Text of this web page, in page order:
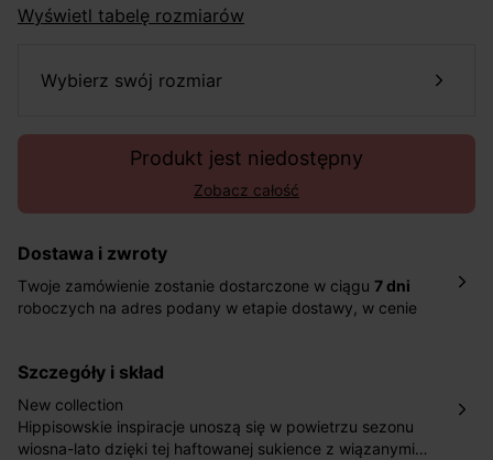
Wyświetl tabelę rozmiarów
wybierz swój rozmiar
Produkt jest niedostępny
Zobacz całość
Dostawa i zwroty
Twoje zamówienie zostanie dostarczone w ciągu 7 dni
roboczych na adres podany w etapie dostawy, w cenie
pośrednictwem DHL Express.
Nowość: Zamówienia dostarczamy w ciągu 4-6 dni
roboczych do wybranego przez Ciebie paczkomatu , a
koszt przesyłki wynosi 9,40 zł.
szczegóły i skład
New collection
Hippisowskie inspiracje unoszą się w powietrzu sezonu
wiosna-lato dzięki tej haftowanej sukience z wiązanymi